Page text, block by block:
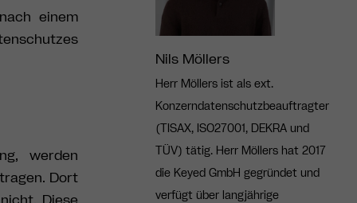
einem
werden
Dort
Nils Möllers
Herr Möllers ist als ext.
Konzerndatenschutzbeauftragter
(TISAX, ISO27001, DEKRA und
TÜV) tätig. Herr Möllers hat 2017
die Keyed GmbH gegründet und
verfügt über langjährige